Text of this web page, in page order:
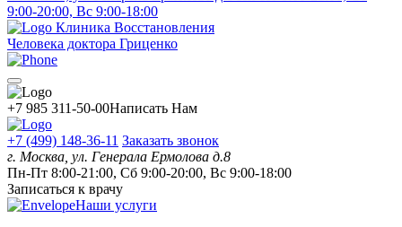
9:00-20:00, Вс 9:00-18:00
Клиника Восстановления
Человека доктора Гриценко
+7 985 311-50-00Написать Нам
+7 (499) 148-36-11 Заказать звонок
г. Москва, ул. Генерала Ермолова д.8
Пн-Пт 8:00-21:00, Сб 9:00-20:00, Вс 9:00-18:00
Записаться к врачу
Наши услуги